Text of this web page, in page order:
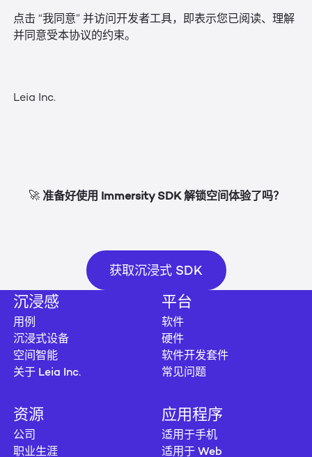
点击 “我同意” 并访问开发者工具，即表示您已阅读、理解
并同意受本协议的约束。
Leia Inc.
🚀 准备好使用 Immersity SDK 解锁空间体验了吗？
获取沉浸式 SDK
获取沉浸式 SDK
沉浸感
用例
沉浸式设备
空间智能
关于 Leia Inc.
平台
软件
硬件
软件开发套件
常见问题
资源
公司
职业生涯
应用程序
适用于手机
适用于 Web